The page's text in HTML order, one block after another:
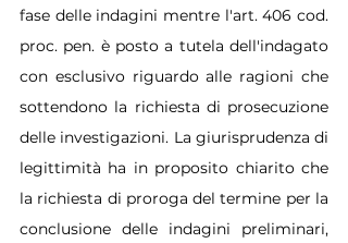
fase delle indagini mentre l'art. 406 cod.
proc. pen. è posto a tutela dell'indagato
con esclusivo riguardo alle ragioni che
sottendono la richiesta di prosecuzione
delle investigazioni. La giurisprudenza di
legittimità ha in proposito chiarito che
la richiesta di proroga del termine per la
conclusione delle indagini preliminari,